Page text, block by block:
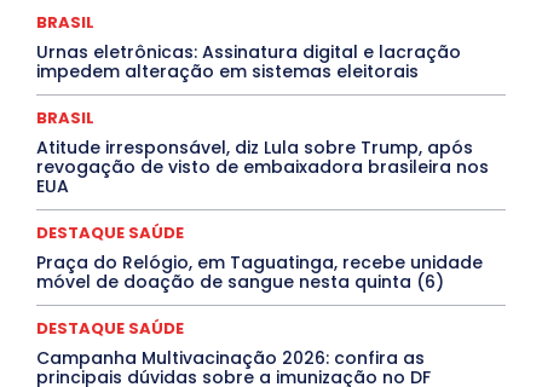
Saúde Agora
SEGURANÇA
Soltando o Verbo
TÁ FROID?
TEATRO TECNOLOGIA
Tocantins
Utilidade Pública ZikaVirus
Mais
BRASIL
Urnas eletrônicas: Assinatura digital e lacração
impedem alteração em sistemas eleitorais
BRASIL
Atitude irresponsável, diz Lula sobre Trump, após
revogação de visto de embaixadora brasileira nos
EUA
DESTAQUE SAÚDE
Praça do Relógio, em Taguatinga, recebe unidade
móvel de doação de sangue nesta quinta (6)
DESTAQUE SAÚDE
Campanha Multivacinação 2026: confira as
principais dúvidas sobre a imunização no DF